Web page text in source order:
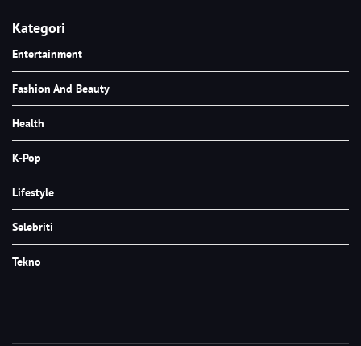
Kategori
Entertainment
Fashion And Beauty
Health
K-Pop
Lifestyle
Selebriti
Tekno